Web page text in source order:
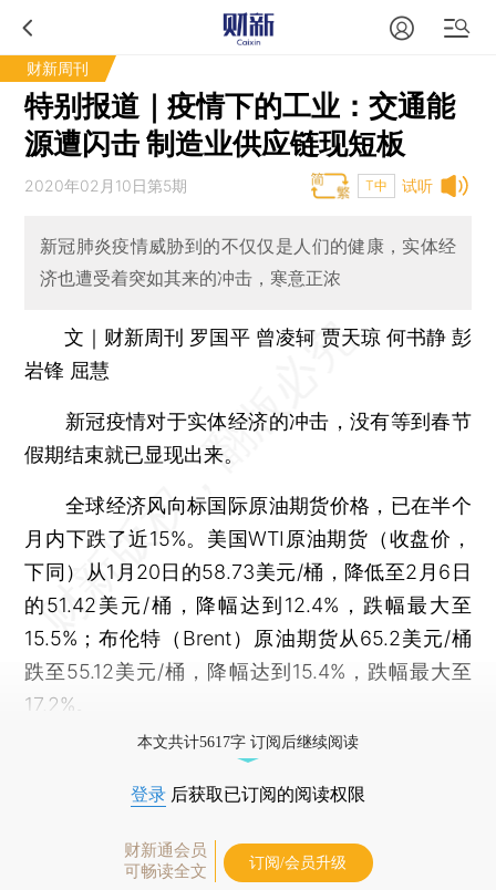
财新周刊
特别报道｜疫情下的工业：交通能
源遭闪击 制造业供应链现短板
试听
2020年02月10日第5期 T中
新冠肺炎疫情威胁到的不仅仅是人们的健康，实体经
济也遭受着突如其来的冲击，寒意正浓
文｜财新周刊 罗国平 曾凌轲 贾天琼 何书静 彭
岩锋 屈慧
新冠疫情对于实体经济的冲击，没有等到春节
假期结束就已显现出来。
全球经济风向标国际原油期货价格，已在半个
月内下跌了近15%。美国WTI原油期货（收盘价，
下同）从1月20日的58.73美元/桶，降低至2月6日
的51.42美元/桶，降幅达到12.4%，跌幅最大至
15.5%；布伦特（Brent）原油期货从65.2美元/桶
跌至55.12美元/桶，降幅达到15.4%，跌幅最大至
17.2%。
本文共计5617字 订阅后继续阅读
登录 后获取已订阅的阅读权限
财新通会员
可畅读全文
订阅/会员升级